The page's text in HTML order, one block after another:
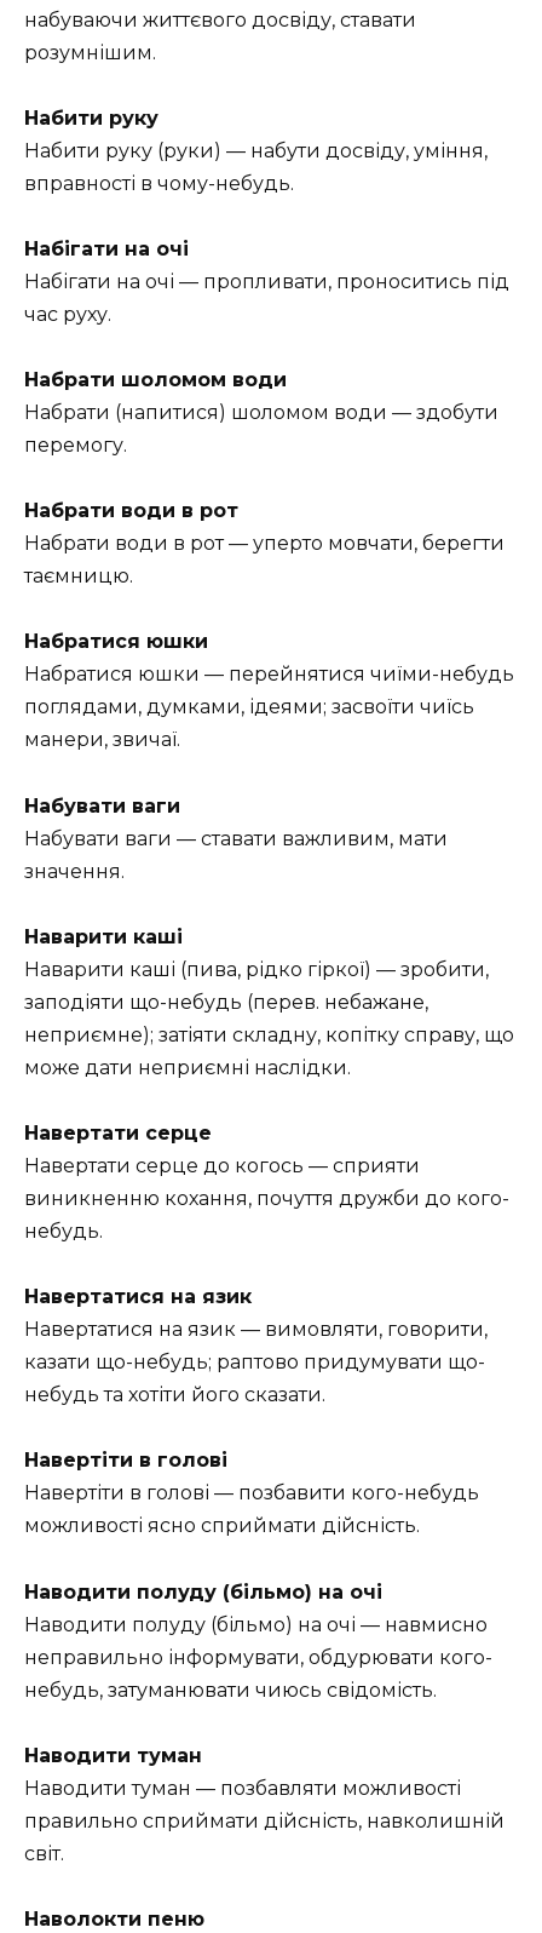
набуваючи життєвого досвіду, ставати
розумнішим.
Набити руку
Набити руку (руки) — набути досвіду, уміння,
вправності в чому-небудь.
Набігати на очі
Набігати на очі — пропливати, проноситись під
час руху.
Набрати шоломом води
Набрати (напитися) шоломом води — здобути
перемогу.
Набрати води в рот
Набрати води в рот — уперто мовчати, берегти
таємницю.
Набратися юшки
Набратися юшки — перейнятися чиїми-небудь
поглядами, думками, ідеями; засвоїти чиїсь
манери, звичаї.
Набувати ваги
Набувати ваги — ставати важливим, мати
значення.
Наварити каші
Наварити каші (пива, рідко гіркої) — зробити,
заподіяти що-небудь (перев. небажане,
неприємне); затіяти складну, копітку справу, що
може дати неприємні наслідки.
Навертати серце
Навертати серце до когось — сприяти
виникненню кохання, почуття дружби до кого-
небудь.
Навертатися на язик
Навертатися на язик — вимовляти, говорити,
казати що-небудь; раптово придумувати що-
небудь та хотіти його сказати.
Навертіти в голові
Навертіти в голові — позбавити кого-небудь
можливості ясно сприймати дійсність.
Наводити полуду (більмо) на очі
Наводити полуду (більмо) на очі — навмисно
неправильно інформувати, обдурювати кого-
небудь, затуманювати чиюсь свідомість.
Наводити туман
Наводити туман — позбавляти можливості
правильно сприймати дійсність, навколишній
світ.
Наволокти пеню